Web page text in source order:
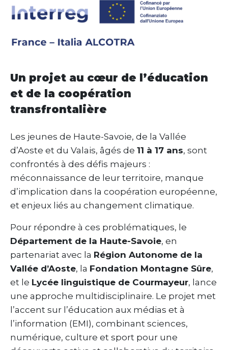
Un projet au cœur de l’éducation
et de la coopération
transfrontalière
Les jeunes de Haute-Savoie, de la Vallée
d’Aoste et du Valais, âgés de 11 à 17 ans, sont
confrontés à des défis majeurs :
méconnaissance de leur territoire, manque
d’implication dans la coopération européenne,
et enjeux liés au changement climatique.
Pour répondre à ces problématiques, le
Département de la Haute-Savoie, en
partenariat avec la Région Autonome de la
Vallée d’Aoste, la Fondation Montagne Sûre,
et le Lycée linguistique de Courmayeur, lance
une approche multidisciplinaire. Le projet met
l’accent sur l’éducation aux médias et à
l’information (EMI), combinant sciences,
numérique, culture et sport pour une